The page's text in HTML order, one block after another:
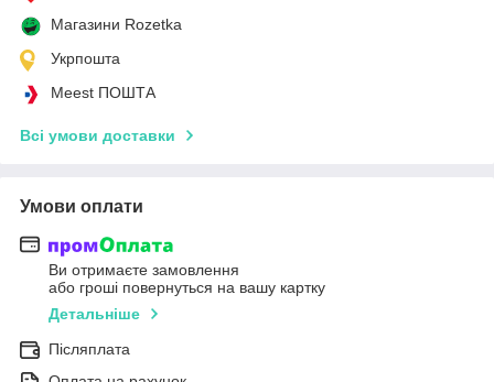
Магазини Rozetka
Укрпошта
Meest ПОШТА
Всі умови доставки
Умови оплати
Ви отримаєте замовлення
або гроші повернуться на вашу картку
Детальніше
Післяплата